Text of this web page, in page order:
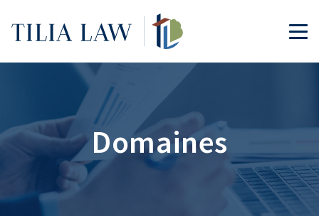
Tilia.Law
Domaines